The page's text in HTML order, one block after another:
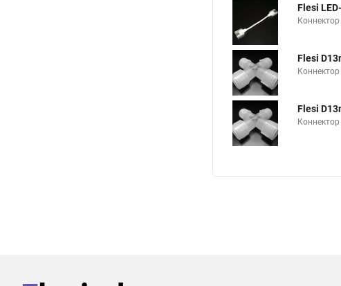
Flesi
Flesi
Flesi